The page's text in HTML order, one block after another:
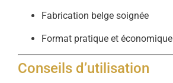
Fabrication belge soignée
Format pratique et économique
Conseils d’utilisation